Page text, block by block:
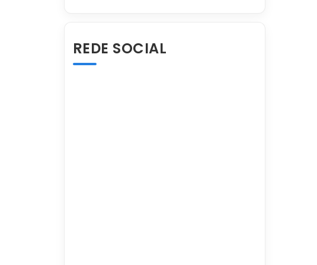
REDE SOCIAL